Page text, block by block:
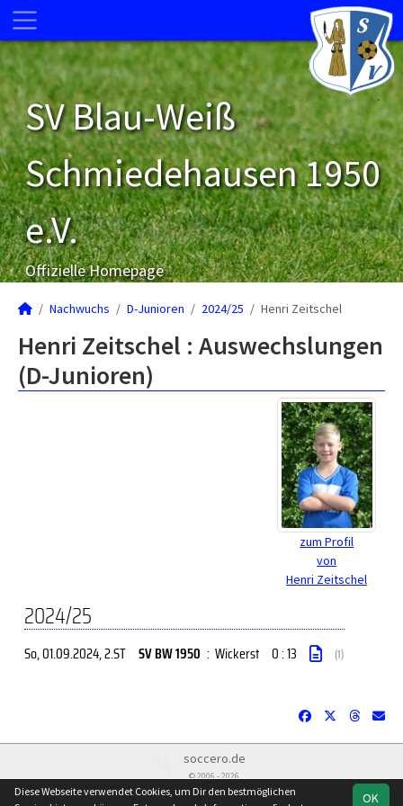
SV Blau-Weiß
Schmiedehausen 1950
e.V.
Offizielle Homepage
Nachwuchs D-Junioren 2024/25 Henri Zeitschel
Henri Zeitschel : Auswechslungen
(D-Junioren)
zum Profil
von
Henri Zeitschel
2024/25
So, 01.09.2024, 2.ST SV BW 1950 : Wickerst 0 : 13 (1)
soccero.de
© 2006 - 2026
Downloads/Datenschutz/Spielorte Besucherstatistik Kontakt
OK
Diese Webseite verwendet Cookies, um Dir den bestmöglichen